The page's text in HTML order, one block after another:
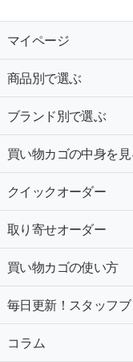
マイページ
商品別で選ぶ
ブランド別で選ぶ
買い物カゴの中身を見
クイックオーダー
取り寄せオーダー
買い物カゴの使い方
毎日更新！スタッフ
コラム